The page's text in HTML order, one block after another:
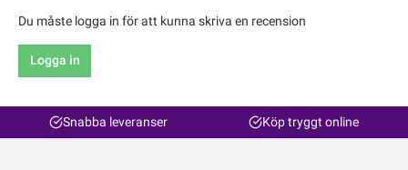
Du måste logga in för att kunna skriva en recension
Logga in
Snabba leveranser Köp tryggt online